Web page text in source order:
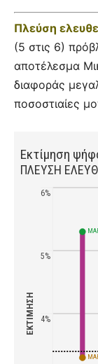
Πλεύση
(5 στις 6)
αποτέλεσμα
διαφοράς
ποσοστιαίες